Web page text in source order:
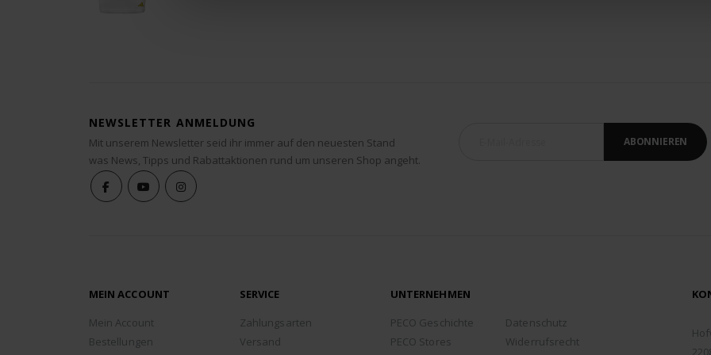
NEWSLETTER ANMELDUNG
Mit unserem Newsletter seid ihr immer auf den neuesten Stand
was News, Tipps und Rabattaktionen rund um unseren Shop angeht.
ABONNIEREN
MEIN ACCOUNT
Mein Account
Bestellungen
SERVICE
Zahlungsarten
Versand
UNTERNEHMEN
PECO Geschichte
PECO Stores
Datenschutz
Widerrufsrecht